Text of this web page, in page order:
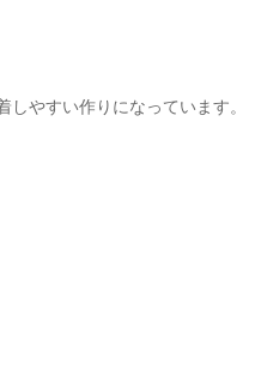
やすい作りになっています。